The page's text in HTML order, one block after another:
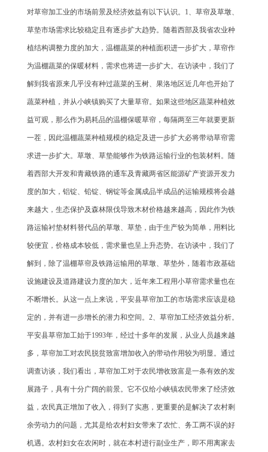
对草帘加工业的市场前景及经济效益有以下认识。1、草帘及草墩、
草垫市场需求比较稳定且有逐步扩大趋势。随着西部及我省农业种
植结构调整力度的加大，温棚蔬菜的种植面积进一步扩大，草帘作
为温棚蔬菜的保暖材料，需求也将进一步扩大。在访谈中，我们了
解到我省原来几乎没有种过蔬菜的玉树、果洛地区近几年也开始了
蔬菜种植，并从小峡镇购买了大量草帘。如果这些地区蔬菜种植效
益可观，那么作为易耗品的温棚保暖草帘，每隔两至三年就要更新
一茬，因此温棚蔬菜种植规模的稳定及进一步扩大必将带动草帘需
求进一步扩大。草墩、草垫能够作为铁路运输行业的包装材料。随
着西部大开发和青藏铁路的通车及青藏两省区能源矿产资源开发力
度的加大，铝锭、铅锭、钢锭等金属成品半成品的运输规模将会越
来越大，生态保护及森林限伐导致木材价格越来越高，因此作为铁
路运输衬垫材料替代品的草墩、草垫，由于生产较为简单，用料比
较便宜，价格成本较低，需求量也呈上升态势。在访谈中，我们了
解到，除了温棚草帘及铁路运输用的草墩、草垫外，随着市政基础
设施建设及道路建设力度的加大，近年来工程用小草帘需求量也在
不断增长。从这一点上来说，平安县草帘加工的市场需求应该是稳
定的，并有进一步增长的潜力和空间。2、草帘加工经济效益分析。
平安县草帘加工始于1993年，经过十多年的发展，从业人员越来越
多，草帘加工对农民脱贫致富增加收入的带动作用较为明显。通过
调查访谈，我们看出，草帘加工对于农民增收致富是一条有效的发
展路子，具有十分广阔的前景。它不仅给小峡镇农民带来了经济效
益，农民真正增加了收入，得到了实惠，更重要的是解决了农村剩
余劳动力的问题，尤其是给农村妇女带来了农忙、务工两不误的好
机遇。农村妇女在农闲时，就在本村进行副业生产，即不用离家去